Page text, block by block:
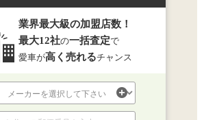
業界最大級の加盟店数！
最大12社の一括査定で
愛車が高く売れるチャンス